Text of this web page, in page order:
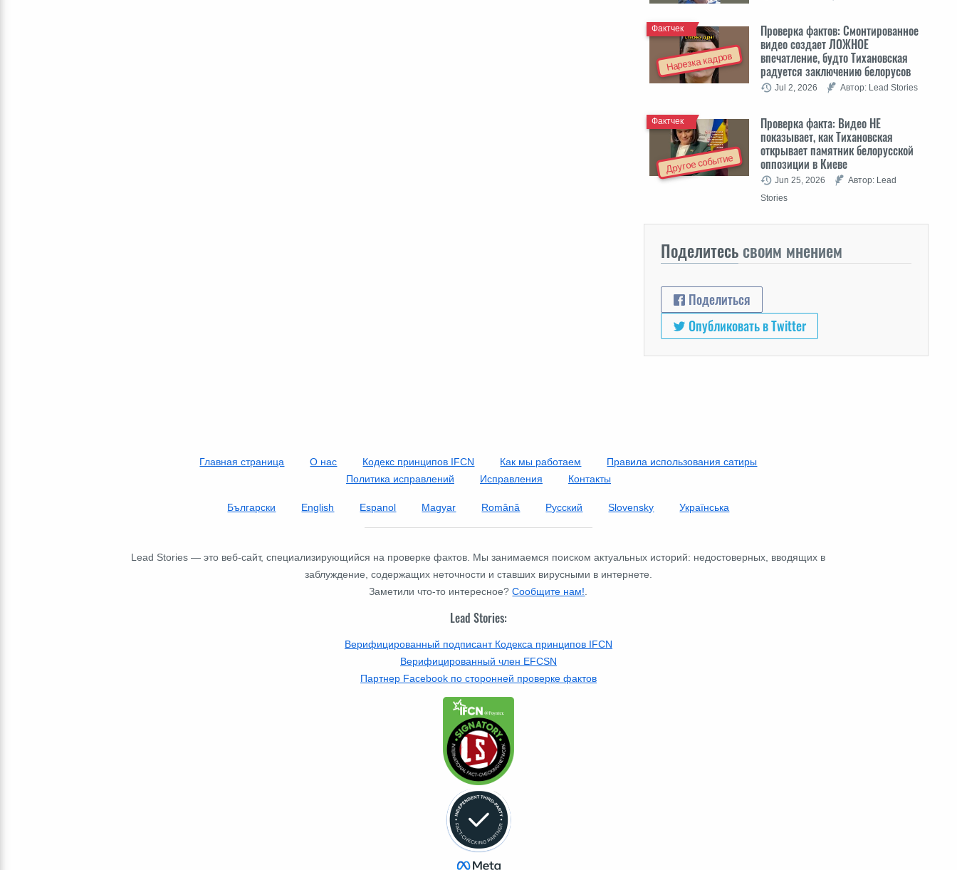
Нарезка кадров
Проверка фактов: Cмонтированное
видео создает ЛОЖНОЕ
впечатление, будто Тихановская
радуется заключению белорусов
Фактчек
Jul 2, 2026 Автор: Lead Stories
Другое событие
Проверка факта: Видео НЕ
показывает, как Тихановская
открывает памятник белорусской
оппозиции в Киеве
Фактчек
Jun 25, 2026
Автор: Lead
Stories
Поделитесь своим мнением
Поделиться
Опубликовать в Twitter
Главная страница О нас Кодекс принципов IFCN Как мы работаем
Правила использования сатиры
Политика исправлений
Исправления Контакты
Български English Espanol Magyar Română Русский Slovensky Українська
Lead Stories — это веб-сайт, специализирующийся на проверке фактов. Мы занимаемся поиском актуальных историй: недостоверных, вводящих в
заблуждение, содержащих неточности и ставших вирусными в интернете.
Заметили что-то интересное?Сообщите нам!
Lead Stories:
Верифицированный подписант Кодекса принципов IFCN
Верифицированный член EFCSN
Партнер Facebook по сторонней проверке фактов